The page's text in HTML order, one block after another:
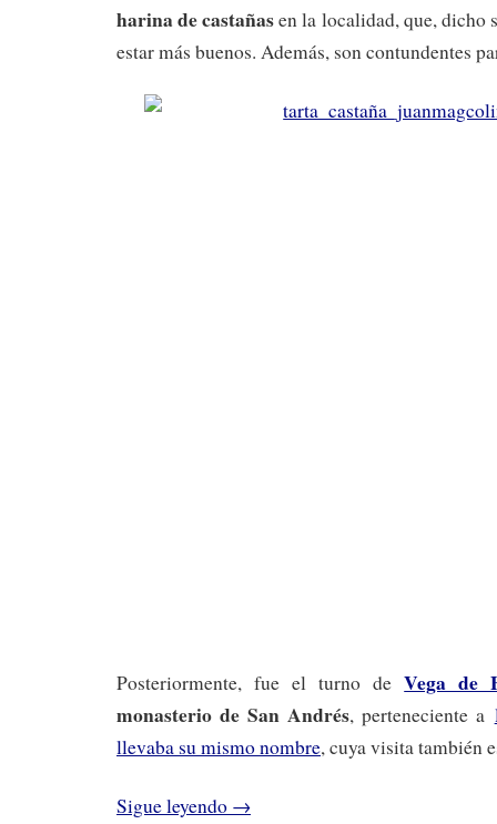
harina de castañasen la localidad, que, dicho
estar más buenos. Además, son contundentes
Posteriormente, fue el turno deVega de
monasterio de San Andrés, perteneciente a
llevaba su mismo nombre, cuya visita también
Sigue leyendo →